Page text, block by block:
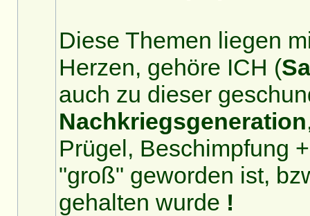
Diese Themen liegen
Herzen, gehöre ICH (
auch zu dieser
Nachkriegsgeneration
Prügel, Beschimpfung
"groß" geworden ist,
gehalten wurde !